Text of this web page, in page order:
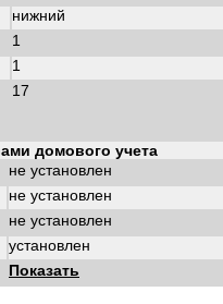
нижний
1
1
17
домового учета
не установлен
не установлен
не установлен
установлен
Показать